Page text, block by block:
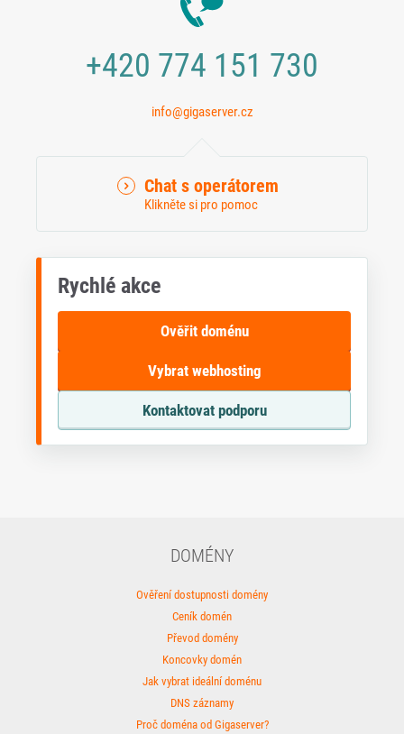
+420 774 151 730
info@gigaserver.cz
Chat s operátorem
Klikněte si pro pomoc
Rychlé akce
Ověřit doménu
Vybrat webhosting
Kontaktovat podporu
DOMÉNY
Ověření dostupnosti domény
Ceník domén
Převod domény
Koncovky domén
Jak vybrat ideální doménu
DNS záznamy
Proč doména od Gigaserver?